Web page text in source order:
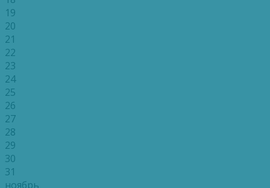
19
20
21
22
23
24
25
26
27
28
29
30
31
ноябрь